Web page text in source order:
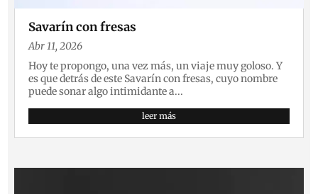
Savarín con fresas
Abr 11, 2026
Hoy te propongo, una vez más, un viaje muy goloso. Y
es que detrás de este Savarín con fresas, cuyo nombre
puede sonar algo intimidante a...
leer más